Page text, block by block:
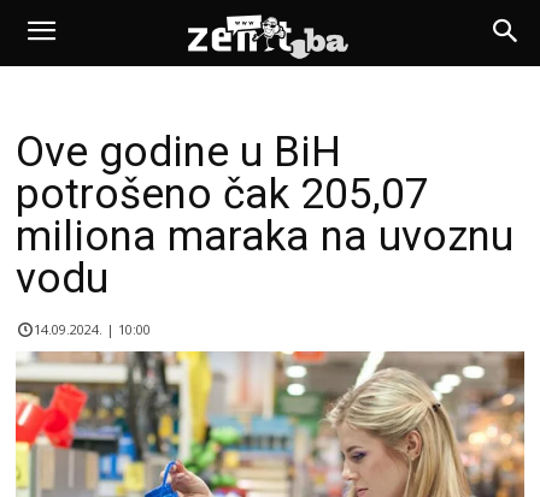
Ove godine u BiH
potrošeno čak 205,07
miliona maraka na uvoznu
vodu
14.09.2024. | 10:00